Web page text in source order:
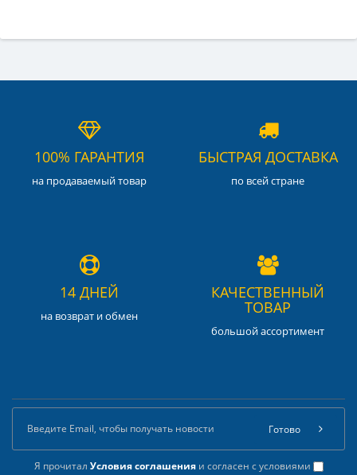
100% ГАРАНТИЯ
на продаваемый товар
БЫСТРАЯ ДОСТАВКА
по всей стране
14 ДНЕЙ
на возврат и обмен
КАЧЕСТВЕННЫЙ
ТОВАР
большой ассортимент
Я прочитал Условия соглашенияи согласен с условиями
Готово